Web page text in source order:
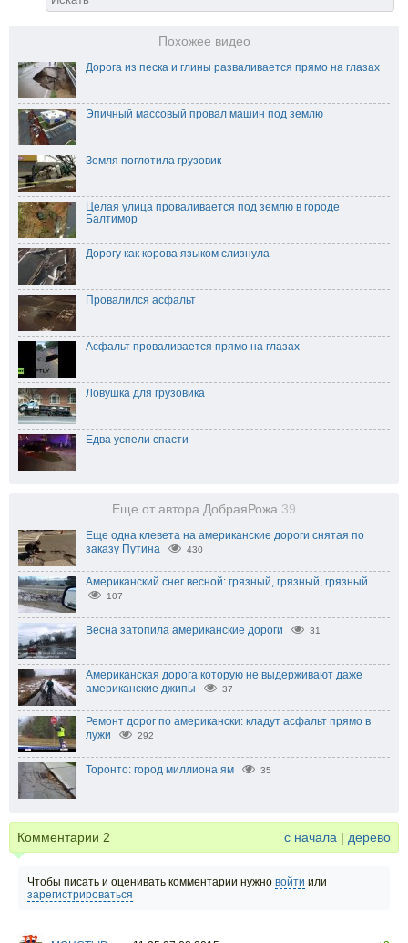
Похожее видео
Дорога из песка и глины разваливается прямо на глазах
Эпичный массовый провал машин под землю
Земля поглотила грузовик
Целая улица проваливается под землю в городе
Балтимор
Дорогу как корова языком слизнула
Провалился асфальт
Асфальт проваливается прямо на глазах
Ловушка для грузовика
Едва успели спасти
Еще от автора ДобраяРожа 39
Еще одна клевета на американские дороги снятая по
заказу Путина
430
Американский снег весной: грязный, грязный, грязный...
107
Весна затопила американские дороги 31
Американская дорога которую не выдерживают даже
американские джипы
37
Ремонт дорог по американски: кладут асфальт прямо в
лужи
292
Торонто: город миллиона ям 35
Комментарии 2 с начала | дерево
Чтобы писать и оценивать комментарии нужно войти или
зарегистрироваться